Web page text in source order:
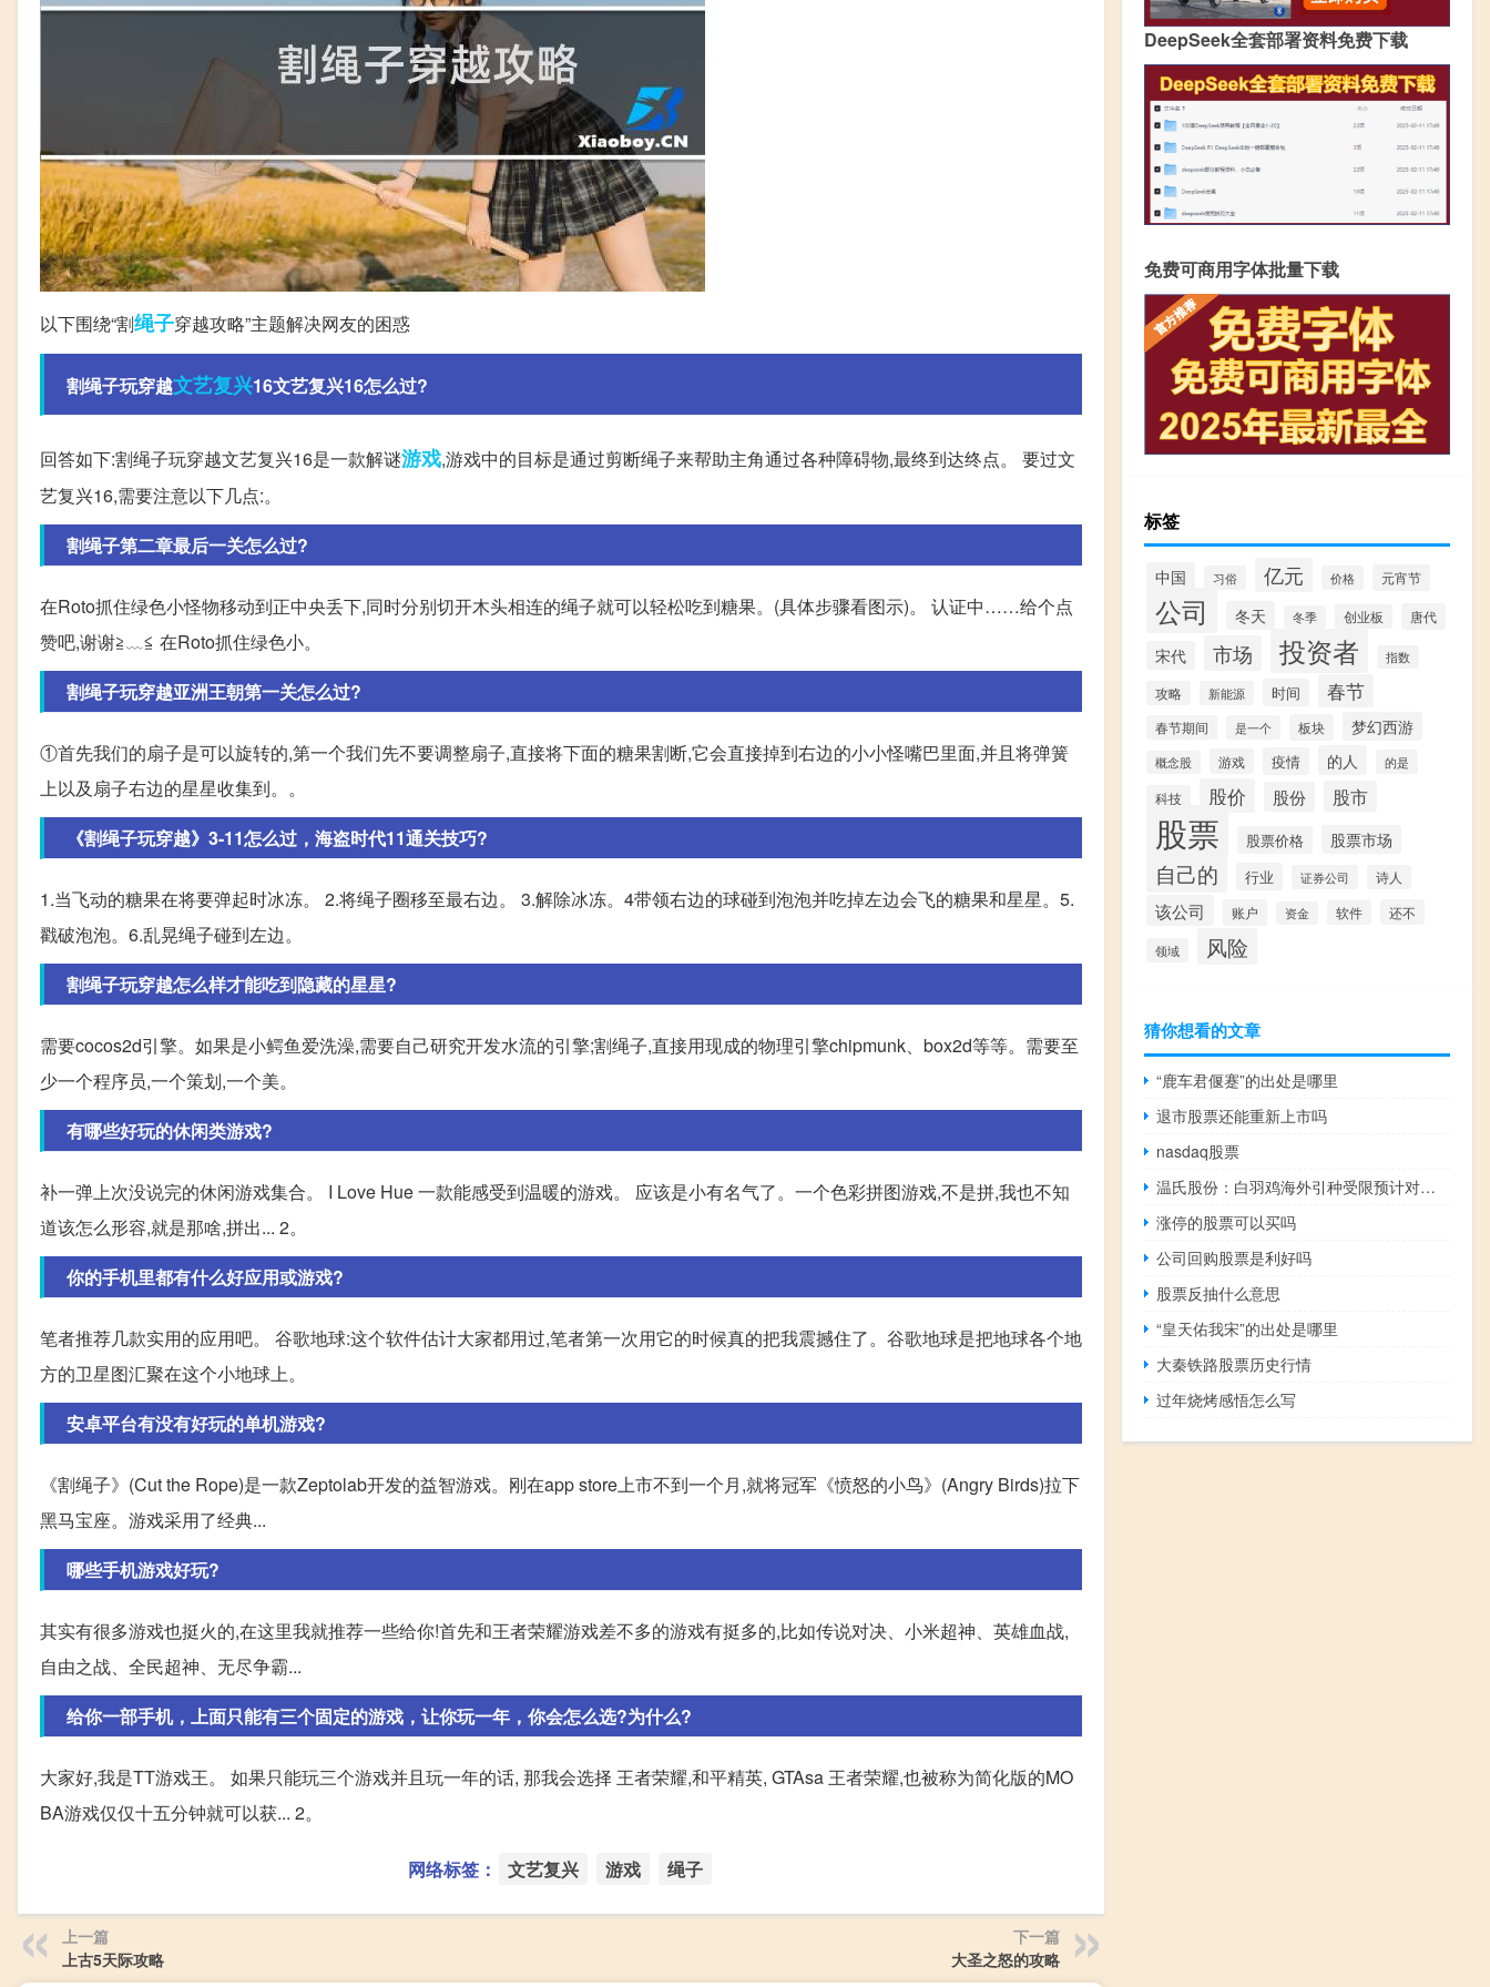
以下围绕“割绳子穿越攻略”主题解决网友的困惑
割绳子玩穿越文艺复兴16文艺复兴16怎么过?
回答如下:割绳子玩穿越文艺复兴16是一款解谜游戏,游戏中的目标是通过剪断绳子来帮助主角通过各种障碍物,最终到达终点。 要过文
艺复兴16,需要注意以下几点:。
割绳子第二章最后一关怎么过?
在Roto抓住绿色小怪物移动到正中央丢下,同时分别切开木头相连的绳子就可以轻松吃到糖果。(具体步骤看图示)。 认证中……给个点
赞吧,谢谢≧﹏≦ 在Roto抓住绿色小。
割绳子玩穿越亚洲王朝第一关怎么过?
①首先我们的扇子是可以旋转的,第一个我们先不要调整扇子,直接将下面的糖果割断,它会直接掉到右边的小小怪嘴巴里面,并且将弹簧
上以及扇子右边的星星收集到。。
《割绳子玩穿越》3-11怎么过，海盗时代11通关技巧?
1.当飞动的糖果在将要弹起时冰冻。 2.将绳子圈移至最右边。 3.解除冰冻。4带领右边的球碰到泡泡并吃掉左边会飞的糖果和星星。5.
戳破泡泡。6.乱晃绳子碰到左边。
割绳子玩穿越怎么样才能吃到隐藏的星星?
需要cocos2d引擎。如果是小鳄鱼爱洗澡,需要自己研究开发水流的引擎;割绳子,直接用现成的物理引擎chipmunk、box2d等等。需要至
少一个程序员,一个策划,一个美。
有哪些好玩的休闲类游戏?
补一弹上次没说完的休闲游戏集合。 I Love Hue 一款能感受到温暖的游戏。 应该是小有名气了。一个色彩拼图游戏,不是拼,我也不知
道该怎么形容,就是那啥,拼出... 2。
你的手机里都有什么好应用或游戏?
笔者推荐几款实用的应用吧。 谷歌地球:这个软件估计大家都用过,笔者第一次用它的时候真的把我震撼住了。谷歌地球是把地球各个地
方的卫星图汇聚在这个小地球上。
安卓平台有没有好玩的单机游戏?
《割绳子》(Cut the Rope)是一款Zeptolab开发的益智游戏。刚在app store上市不到一个月,就将冠军《愤怒的小鸟》(Angry Birds)拉下
黑马宝座。游戏采用了经典...
哪些手机游戏好玩?
其实有很多游戏也挺火的,在这里我就推荐一些给你!首先和王者荣耀游戏差不多的游戏有挺多的,比如传说对决、小米超神、英雄血战,
自由之战、全民超神、无尽争霸...
给你一部手机，上面只能有三个固定的游戏，让你玩一年，你会怎么选?为什么?
大家好,我是TT游戏王。 如果只能玩三个游戏并且玩一年的话, 那我会选择 王者荣耀,和平精英, GTAsa 王者荣耀,也被称为简化版的MO
BA游戏仅仅十五分钟就可以获... 2。
网络标签： 文艺复兴 游戏 绳子
上一篇
上古5天际攻略
下一篇
大圣之怒的攻略
DeepSeek全套部署资料免费下载
免费可商用字体批量下载
标签
中国 习俗 亿元 价格 元宵节
公司 冬天 冬季 创业板 唐代
宋代 市场 投资者 指数
攻略 新能源 时间 春节
春节期间 是一个 板块 梦幻西游
概念股 游戏 疫情 的人 的是
科技 股价 股份 股市
股票 股票价格 股票市场
自己的 行业 证券公司 诗人
该公司 账户 资金 软件 还不
领域 风险
猜你想看的文章
“鹿车君偃蹇”的出处是哪里
退市股票还能重新上市吗
nasdaq股票
温氏股份：白羽鸡海外引种受限预计对国内黄羽鸡行业产生的影响较小
涨停的股票可以买吗
公司回购股票是利好吗
股票反抽什么意思
“皇天佑我宋”的出处是哪里
大秦铁路股票历史行情
过年烧烤感悟怎么写